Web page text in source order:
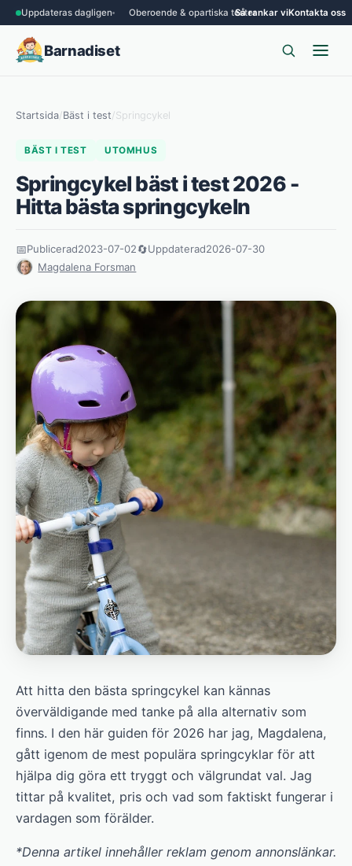
Uppdateras dagligen Oberoende & opartiska testerSå rankar viKontakta oss
Barnadiset
Startsida/Bäst i test/Springcykel
BÄST I TEST UTOMHUS
Springcykel bäst i test 2026 -
Hitta bästa springcykeln
📅Publicerad2023-07-02🔄Uppdaterad2026-07-30
Magdalena Forsman
Att hitta den bästa springcykel kan kännas
överväldigande med tanke på alla alternativ som
finns. I den här guiden för 2026 har jag, Magdalena,
gått igenom de mest populära springcyklar för att
hjälpa dig göra ett tryggt och välgrundat val. Jag
tittar på kvalitet, pris och vad som faktiskt fungerar i
vardagen som förälder.
*Denna artikel innehåller reklam genom annonslänkar.